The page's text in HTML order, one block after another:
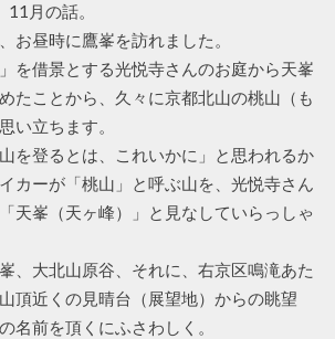
月の話。
お昼時に鷹峯を訪れました。
を借景とする光悦寺さんのお庭から天峯
たことから、久々に京都北山の桃山（も
い立ちます。
を登るとは、これいかに」と思われるか
カーが「桃山」と呼ぶ山を、光悦寺さん
天峯（天ヶ峰）」と見なしていらっしゃ
、大北山原谷、それに、右京区鳴滝あた
頂近くの見晴台（展望地）からの眺望
名前を頂くにふさわしく。